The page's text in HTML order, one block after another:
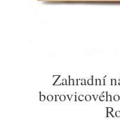
Zahradní